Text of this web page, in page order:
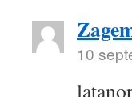
10